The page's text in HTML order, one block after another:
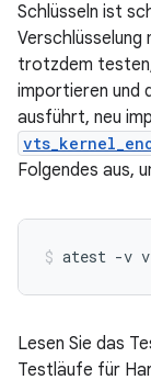
Schlüsseln ist
Verschlüsselung
trotzdem
importieren und
ausführt, neu
Folgendes aus,
Lesen Sie das
Testläufe für